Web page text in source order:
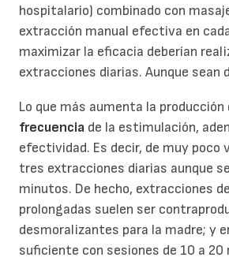
hospitalario) combinado con
extracción manual efectiva en
maximizar la eficacia deberían
extracciones diarias. Aunque sean
Lo que más aumenta la producción
frecuencia de la estimulación,
efectividad. Es decir, de muy poco
tres extracciones diarias aunque
minutos. De hecho, extracciones
prolongadas suelen ser
desmoralizantes para la madre; y
suficiente con sesiones de 10 a 20